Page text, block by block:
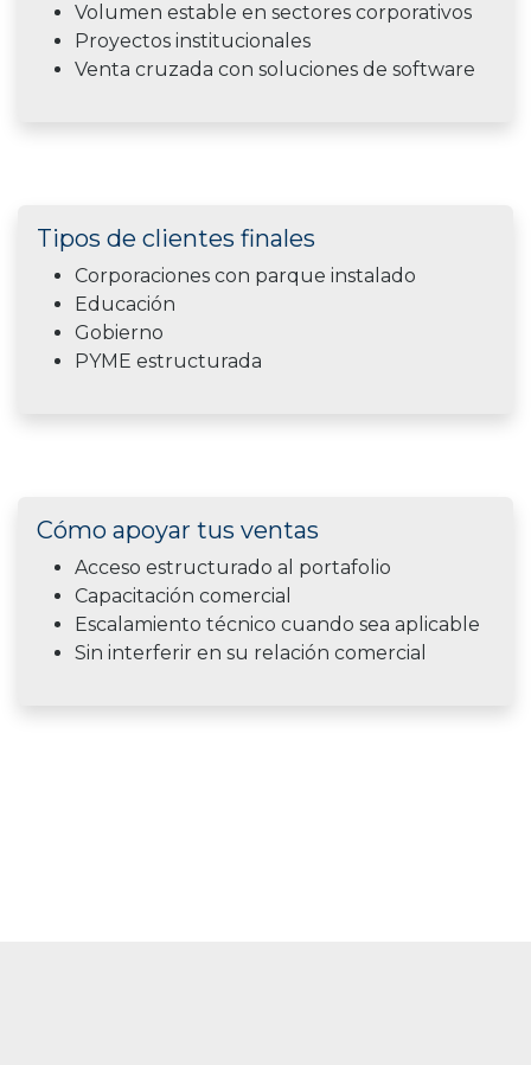
Volumen estable en sectores corporativos
Proyectos institucionales
Venta cruzada con soluciones de software
Tipos de clientes finales
Corporaciones con parque instalado
Educación
Gobierno
PYME estructurada
Cómo apoyar tus ventas
Acceso estructurado al portafolio
Capacitación comercial
Escalamiento técnico cuando sea aplicable
Sin interferir en su relación comercial